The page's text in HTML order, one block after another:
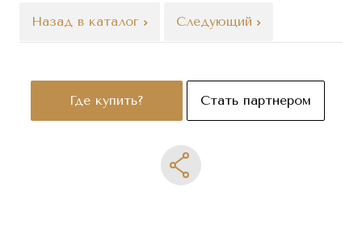
Назад в каталог Следующий
Где купить? Стать партнером